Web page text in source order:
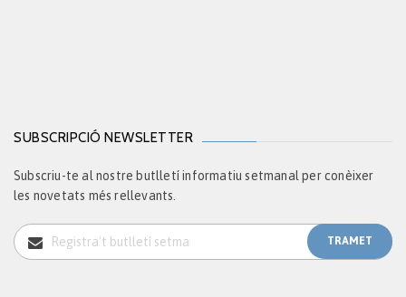
SUBSCRIPCIÓ NEWSLETTER
Subscriu-te al nostre butlletí informatiu setmanal per conèixer
les novetats més rellevants.